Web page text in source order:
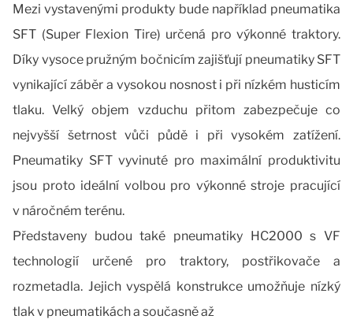
Mezi vystavenými produkty bude například pneumatika
SFT (Super Flexion Tire) určená pro výkonné traktory.
Díky vysoce pružným bočnicím zajišťují pneumatiky SFT
vynikající záběr a vysokou nosnost i při nízkém husticím
tlaku. Velký objem vzduchu přitom zabezpečuje co
nejvyšší šetrnost vůči půdě i při vysokém zatížení.
Pneumatiky SFT vyvinuté pro maximální produktivitu
jsou proto ideální volbou pro výkonné stroje pracující
v náročném terénu.
Představeny budou také pneumatiky HC2000 s VF
technologií určené pro traktory, postřikovače a
rozmetadla. Jejich vyspělá konstrukce umožňuje nízký
tlak v pneumatikách a současně až